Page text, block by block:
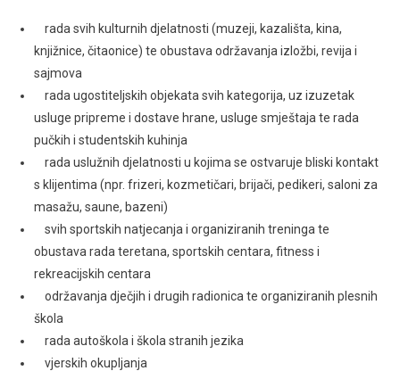
rada svih kulturnih djelatnosti (muzeji, kazališta, kina,
knjižnice, čitaonice) te obustava održavanja izložbi, revija i
sajmova
rada ugostiteljskih objekata svih kategorija, uz izuzetak
usluge pripreme i dostave hrane, usluge smještaja te rada
pučkih i studentskih kuhinja
rada uslužnih djelatnosti u kojima se ostvaruje bliski kontakt
s klijentima (npr. frizeri, kozmetičari, brijači, pedikeri, saloni za
masažu, saune, bazeni)
svih sportskih natjecanja i organiziranih treninga te
obustava rada teretana, sportskih centara, fitness i
rekreacijskih centara
održavanja dječjih i drugih radionica te organiziranih plesnih
škola
rada autoškola i škola stranih jezika
vjerskih okupljanja